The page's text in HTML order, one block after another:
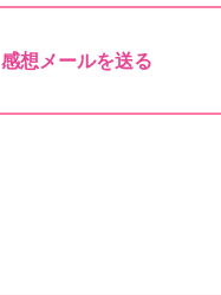
感想メールを送る